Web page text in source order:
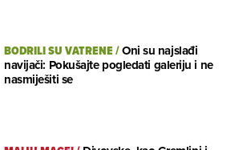
BODRILI SU VATRENE/Oni su najslađi
navijači: Pokušajte pogledati galeriju i ne
nasmiješiti se